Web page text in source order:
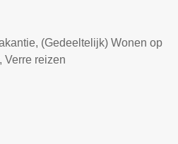
(Gedeeltelijk) Wonen op
Verre reizen